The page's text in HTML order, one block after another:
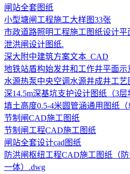
闸站全套图纸
小型塘闸工程施工大样图33张
市政道路照明工程施工图纸设计平
泄洪闸设计图纸.
深大附中建筑方案文本_CAD
地铁站盾构始发井和工作井平面
水源热泵中央空调水源井成井工艺
深14.5m深基坑支护设计图纸（3
填土高度0.5-4米圆管涵通用图纸
节制闸CAD施工图纸
节制闸工程CAD施工图纸
闸站全套设计cad图纸
防洪闸枢纽工程CAD施工图纸（
一体）.dwg